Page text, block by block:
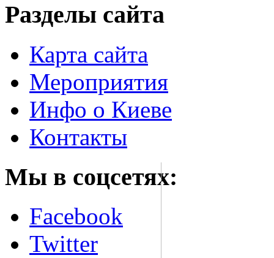
Разделы сайта
Карта сайта
Мероприятия
Инфо о Киеве
Контакты
Мы в соцсетях:
Facebook
Twitter